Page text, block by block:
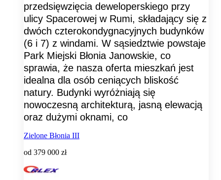
przedsięwzięcia deweloperskiego przy
ulicy Spacerowej w Rumi, składający się z
dwóch czterokondygnacyjnych budynków
(6 i 7) z windami. W sąsiedztwie powstaje
Park Miejski Błonia Janowskie, co
sprawia, że nasza oferta mieszkań jest
idealna dla osób ceniących bliskość
natury. Budynki wyróżniają się
nowoczesną architekturą, jasną elewacją
oraz dużymi oknami, co
Zielone Błonia III
od 379 000 zł